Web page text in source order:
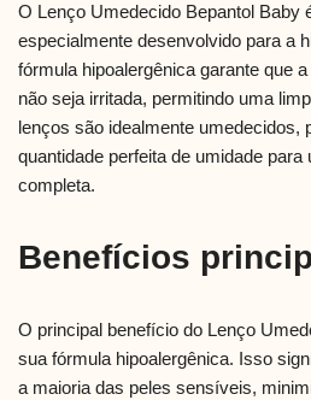
O Lenço Umedecido Bepantol Baby
especialmente desenvolvido para a
fórmula hipoalergênica garante que
não seja irritada, permitindo uma
lenços são idealmente umedecidos,
quantidade perfeita de umidade para
completa.
Benefícios
O principal benefício do Lenço
sua fórmula hipoalergênica. Isso
a maioria das peles sensíveis,